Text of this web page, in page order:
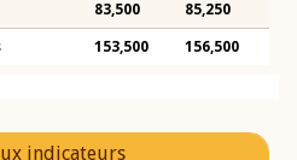
83,500 85,250
153,500 156,500
indicateurs